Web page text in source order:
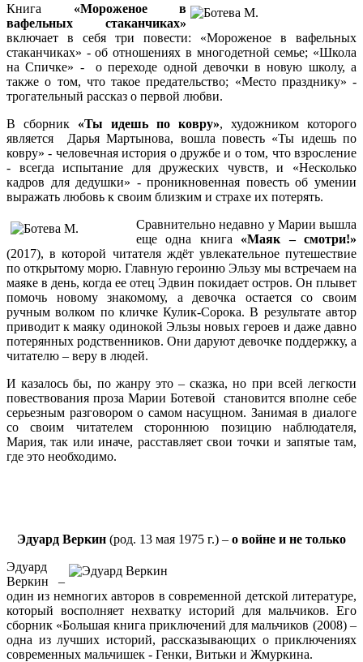
Книга «Мороженое в
вафельных стаканчиках»
включает в себя три повести: «Мороженое в вафельных
стаканчиках» - об отношениях в многодетной семье; «Школа
на Спичке» - о переходе одной девочки в новую школу, а
также о том, что такое предательство; «Место празднику» -
трогательный рассказ о первой любви.
В сборник «Ты идешь по ковру», художником которого
является Дарья Мартынова, вошла повесть «Ты идешь по
ковру» - человечная история о дружбе и о том, что взросление
- всегда испытание для дружеских чувств, и «Несколько
кадров для дедушки» - проникновенная повесть об умении
выражать любовь к своим близким и страхе их потерять.
Сравнительно недавно у Марии вышла
еще одна книга «Маяк – смотри!»
(2017), в которой читателя ждёт увлекательное путешествие
по открытому морю. Главную героиню Эльзу мы встречаем на
маяке в день, когда ее отец Эдвин покидает остров. Он плывет
помочь новому знакомому, а девочка остается со своим
ручным волком по кличке Кулик-Сорока. В результате автор
приводит к маяку одинокой Эльзы новых героев и даже давно
потерянных родственников. Они даруют девочке поддержку, а
читателю – веру в людей.
И казалось бы, по жанру это – сказка, но при всей легкости
повествования проза Марии Ботевой становится вполне себе
серьезным разговором о самом насущном. Занимая в диалоге
со своим читателем стороннюю позицию наблюдателя,
Мария, так или иначе, расставляет свои точки и запятые там,
где это необходимо.
Эдуард Веркин (род. 13 мая 1975 г.) – о войне и не только
Эдуард
Веркин –
один из немногих авторов в современной детской литературе,
который восполняет нехватку историй для мальчиков. Его
сборник «Большая книга приключений для мальчиков (2008) –
одна из лучших историй, рассказывающих о приключениях
современных мальчишек - Генки, Витьки и Жмуркина.